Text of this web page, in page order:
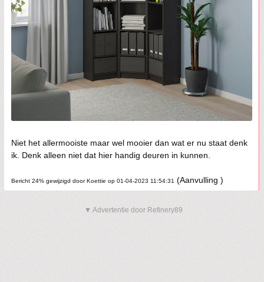
Niet het allermooiste maar wel mooier dan wat er nu staat denk
ik. Denk alleen niet dat hier handig deuren in kunnen.
Bericht 24% gewijzigd door Koettie op 01-04-2023 11:54:31 (Aanvulling )
▼ Advertentie door Refinery89